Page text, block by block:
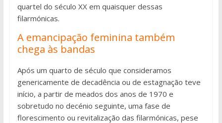
quartel do século XX em quaisquer dessas
filarmónicas.
A emancipação feminina também
chega às bandas
Após um quarto de século que consideramos
genericamente de decadência ou de estagnação teve
início, a partir de meados dos anos de 1970 e
sobretudo no decénio seguinte, uma fase de
florescimento ou revitalização das filarmónicas, pese